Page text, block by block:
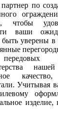
по
чтобы
ваши
уверены в
Учитывая
изделие,